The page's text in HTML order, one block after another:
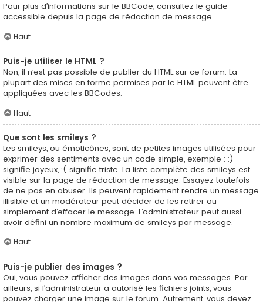
Pour plus d’informations sur le BBCode, consultez le guide
accessible depuis la page de rédaction de message.
Haut
Puis-je utiliser le HTML ?
Non, il n’est pas possible de publier du HTML sur ce forum. La
plupart des mises en forme permises par le HTML peuvent être
appliquées avec les BBCodes.
Haut
Que sont les smileys ?
Les smileys, ou émoticônes, sont de petites images utilisées pour
exprimer des sentiments avec un code simple, exemple : :)
signifie joyeux, :( signifie triste. La liste complète des smileys est
visible sur la page de rédaction de message. Essayez toutefois
de ne pas en abuser. Ils peuvent rapidement rendre un message
illisible et un modérateur peut décider de les retirer ou
simplement d’effacer le message. L’administrateur peut aussi
avoir défini un nombre maximum de smileys par message.
Haut
Puis-je publier des images ?
Oui, vous pouvez afficher des images dans vos messages. Par
ailleurs, si l’administrateur a autorisé les fichiers joints, vous
pouvez charger une image sur le forum. Autrement, vous devez